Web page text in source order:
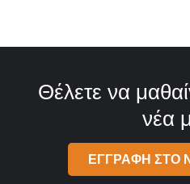
Θέλετε να
νέα
ΕΓΓΡΑΦΗ ΣΤΟ